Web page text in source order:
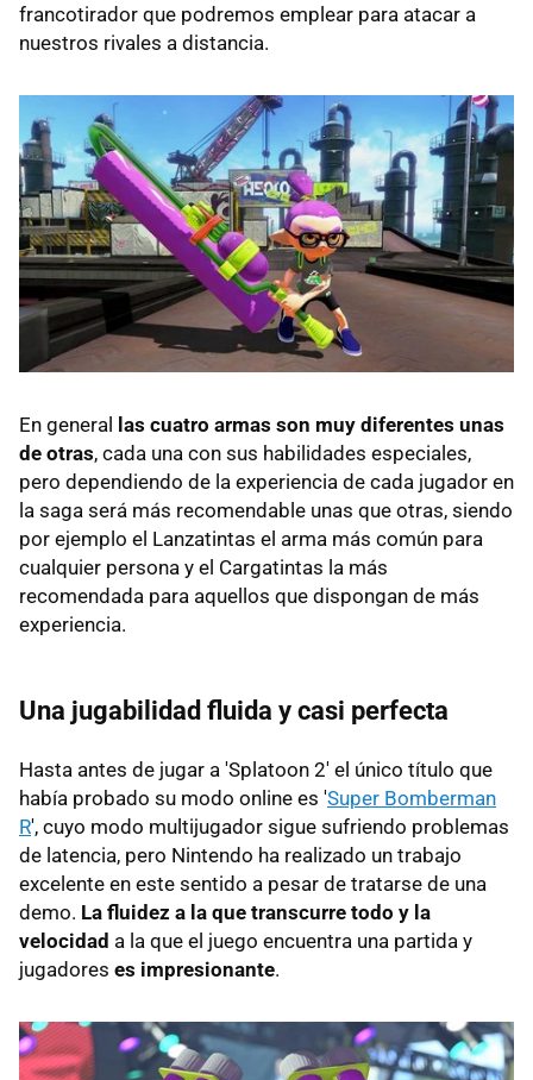
francotirador que podremos emplear para atacar a
nuestros rivales a distancia.
En general
las cuatro armas son muy diferentes unas
de otras, cada una con sus habilidades especiales,
pero dependiendo de la experiencia de cada jugador en
la saga será más recomendable unas que otras, siendo
por ejemplo el Lanzatintas el arma más común para
cualquier persona y el Cargatintas la más
recomendada para aquellos que dispongan de más
experiencia.
Una jugabilidad fluida y casi perfecta
Hasta antes de jugar a 'Splatoon 2' el único título que
había probado su modo online es 'Super Bomberman
R', cuyo modo multijugador sigue sufriendo problemas
de latencia, pero Nintendo ha realizado un trabajo
excelente en este sentido a pesar de tratarse de una
demo. La fluidez a la que transcurre todo y la
velocidad a la que el juego encuentra una partida y
jugadores es impresionante.